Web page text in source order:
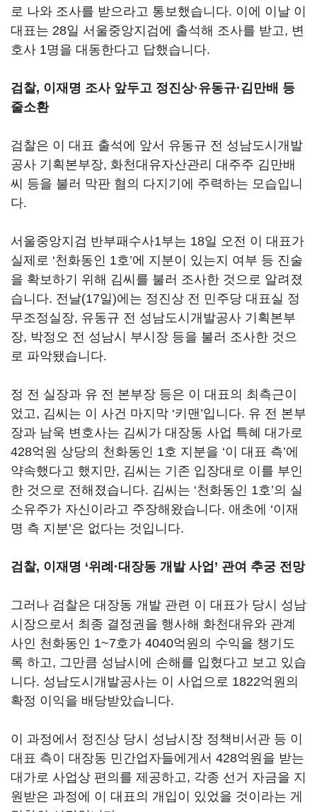
로 나와 조사를 받으라고 통보했습니다. 이에 이날 이
대표는 28일 서울중앙지검에 출석해 조사를 받고, 변
호사 1명을 대동한다고 답했습니다.
검찰, 이재명 조사 앞두고 정진상·유동규·김만배 등
줄소환
검찰은 이 대표 출석에 앞서 유동규 전 성남도시개발
공사 기획본부장, 화천대유자산관리 대주주 김만배
씨 등을 불러 막판 혐의 다지기에 주력하는 모습입니
다.
서울중앙지검 반부패수사1부는 18일 오전 이 대표가
실제로 ‘천화동인 1호’에 지분이 있는지 여부 등 진술
을 확보하기 위해 김씨를 불러 조사한 것으로 알려졌
습니다. 전날(17일)에는 정진상 전 민주당 대표실 정
무조정실장, 유동규 전 성남도시개발공사 기획본부
장, 박정오 전 성남시 부시장 등을 불러 조사한 것으
로 파악됐습니다.
정 전 실장과 유 전 본부장 등은 이 대표의 최측근이
었고, 김씨는 이 사건 마지막 ‘키맨’입니다. 유 전 본부
장과 남욱 변호사는 김씨가 대장동 사업 특혜 대가로
428억원 상당의 천화동인 1호 지분을 ‘이 대표 측’에
약속했다고 했지만, 김씨는 기존 입장대로 이를 부인
한 것으로 전해졌습니다. 김씨는 ‘천화동인 1호’의 실
소유주가 자신이라고 주장해왔습니다. 애초에 ‘이재
명 측 지분’은 없다는 것입니다.
검찰, 이재명 ‘위례·대장동 개발 사업’ 관여 추궁 전망
그러나 검찰은 대장동 개발 관련 이 대표가 당시 성남
시장으로서 최종 결정권을 행사해 화천대유와 관계
사인 천화동인 1~7호가 4040억원의 수익을 챙기도
록 하고, 그만큼 성남시에 손해를 입혔다고 보고 있습
니다. 성남도시개발공사는 이 사업으로 1822억원의
확정 이익을 배당받았습니다.
이 과정에서 정진상 당시 성남시장 정책비서관 등 이
대표 측이 대장동 민간업자들에게서 428억원을 받는
대가로 사업상 편의를 제공하고, 각종 선거 자금을 지
원받은 과정에 이 대표의 개입이 있었을 것이라는 게